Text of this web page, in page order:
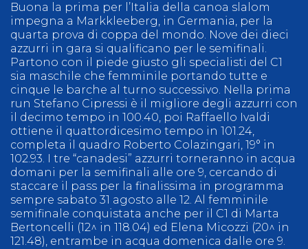
Buona la prima per l’Italia della canoa slalom
impegna a Markkleeberg, in Germania, per la
quarta prova di coppa del mondo. Nove dei dieci
azzurri in gara si qualificano per le semifinali.
Partono con il piede giusto gli specialisti del C1
sia maschile che femminile portando tutte e
cinque le barche al turno successivo. Nella prima
run Stefano Cipressi è il migliore degli azzurri con
il decimo tempo in 100.40, poi Raffaello Ivaldi
ottiene il quattordicesimo tempo in 101.24,
completa il quadro Roberto Colazingari, 19° in
102.93. I tre “canadesi” azzurri torneranno in acqua
domani per la semifinali alle ore 9, cercando di
staccare il pass per la finalissima in programma
sempre sabato 31 agosto alle 12. Al femminile
semifinale conquistata anche per il C1 di Marta
Bertoncelli (12^ in 118.04) ed Elena Micozzi (20^ in
121.48), entrambe in acqua domenica dalle ore 9.